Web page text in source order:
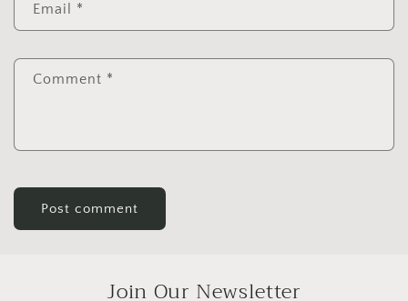
Email *
Comment *
Join Our Newsletter